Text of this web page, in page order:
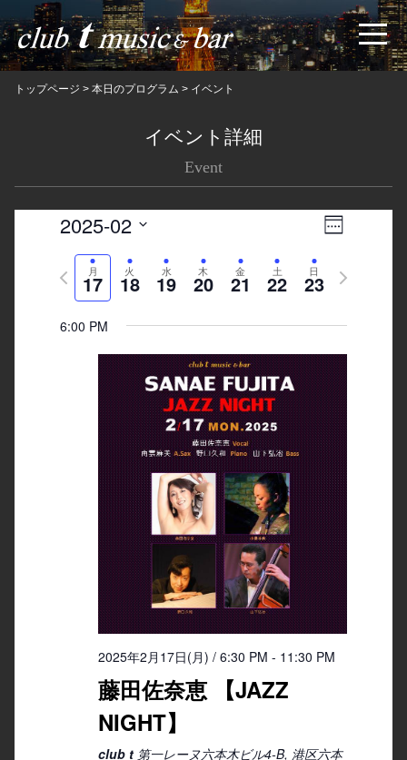
トップページ > 本日のプログラム > イベント
イベント詳細
Event
Views
Event
Navigation
Week
2025-02
date.
月
17 火
18 水
19 木
20 金
21 土
22 日
23
Previous
Next
6:00 PM
2025年2月17日(月) / 6:30 PM - 11:30 PM
藤田佐奈恵 【JAZZ
NIGHT】
club t 第一レーヌ六本木ビル4-B, 港区六本